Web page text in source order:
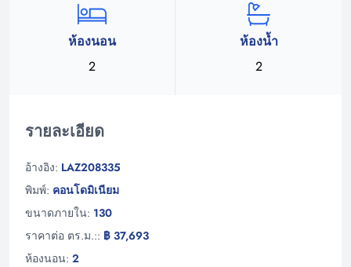
ห้องนอน
2
ห้องน้ำ
2
รายละเอียด
อ้างอิง: LAZ208335
พิมพ์: คอนโดมิเนียม
ขนาดภายใน: 130
ราคาต่อ ตร.ม.:: ฿ 37,693
ห้องนอน: 2